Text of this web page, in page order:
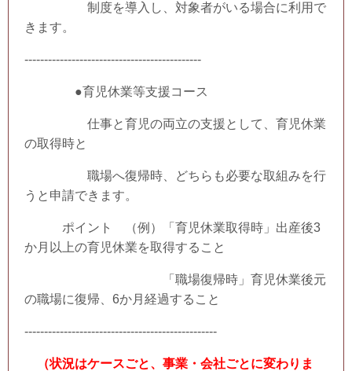
制度を導入し、対象者がいる場合に利用で
きます。
---------------------------------------------
●育児休業等支援コース
仕事と育児の両立の支援として、育児休業
の取得時と
職場へ復帰時、どちらも必要な取組みを行
うと申請できます。
ポイント （例）「育児休業取得時」出産後3
か月以上の育児休業を取得すること
「職場復帰時」育児休業後元
の職場に復帰、6か月経過すること
-------------------------------------------------
（状況はケースごと、 事業・会社ごとに変わりま